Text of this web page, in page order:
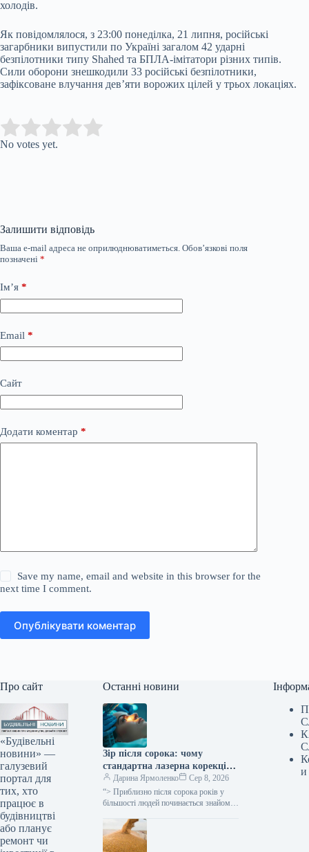
холодів.
Як повідомлялося, з 23:00 понеділка, 21 липня, російські
загарбники випустили по Україні загалом 42 ударні
безпілотники типу Shahed та БПЛА-імітатори різних типів.
Сили оборони знешкодили 33 російські безпілотники,
зафіксоване влучання дев’яти ворожих цілей у трьох локаціях.
Rate this item:
No votes yet.
Залишити відповідь
Ваша e-mail адреса не оприлюднюватиметься. Обов’язкові поля
позначені *
Ім’я *
Email *
Сайт
Додати коментар *
Save my name, email and website in this browser for the
next time I comment.
Опублікувати коментар
Про сайт
«Будівельні
новини» —
галузевий
портал для
тих, хто
працює в
будівництві
або планує
ремонт чи
Останні новини
Зір після сорока: чому
стандартна лазерна корекція
більше не ефективна та що
пропонує «Ексімер»
Дарина Ярмоленко
Сер 8, 2026
“> Приблизно після сорока років у
більшості людей починається знайомий
доводиться відсувати далі, дрібний
шрифт у…
и